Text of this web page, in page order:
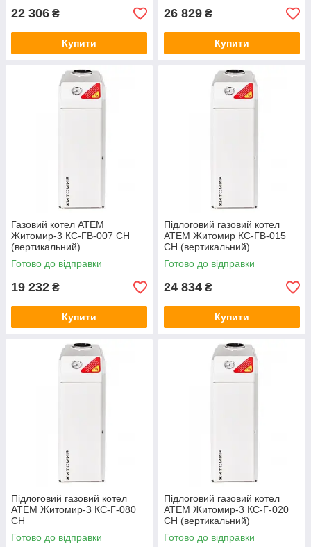
22 306 ₴
Купити
26 829 ₴
Купити
Газовий котел ATEM
Житомир-3 КС-ГВ-007 СН
(вертикальний)
Готово до відправки
19 232 ₴
Купити
Підлоговий газовий котел
АТЕМ Житомир КС-ГВ-015
СН (вертикальний)
Готово до відправки
24 834 ₴
Купити
Підлоговий газовий котел
ATEM Житомир-3 КС-Г-080
СН
Готово до відправки
Підлоговий газовий котел
АТЕМ Житомир-3 КС-Г-020
СН (вертикальний)
Готово до відправки